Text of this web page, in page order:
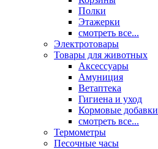
Полки
Этажерки
смотреть все...
Электротовары
Товары для животных
Аксессуары
Амуниция
Ветаптека
Гигиена и уход
Кормовые добавки
смотреть все...
Термометры
Песочные часы